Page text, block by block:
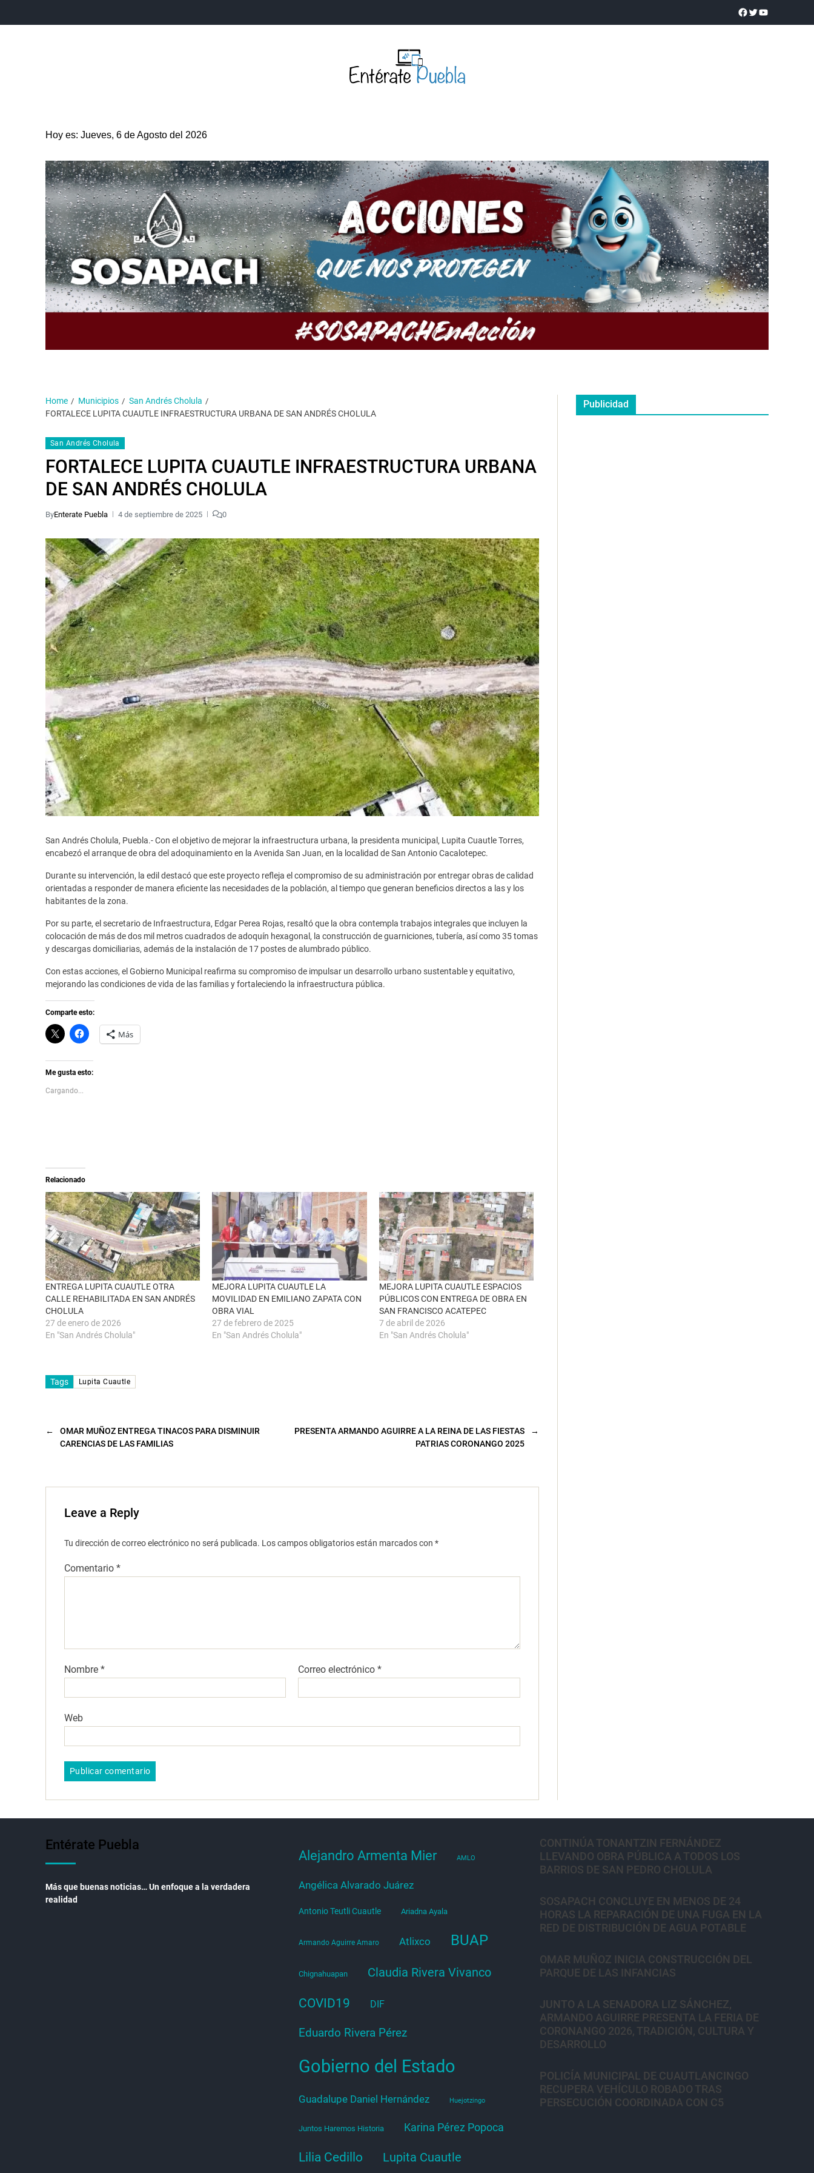
ENTRETENIMIENTO SALUD DEPORTES CIENCIA Y TECNOLOGÍA OPINIÓN SOCIEDAD ANUNCIOS
Hoy es: Jueves, 6 de Agosto del 2026
Home Municipios
San Andrés Cholula
FORTALECE LUPITA CUAUTLE INFRAESTRUCTURA URBANA DE SAN ANDRÉS CHOLULA
San Andrés Cholula
FORTALECE LUPITA CUAUTLE INFRAESTRUCTURA URBANA
DE SAN ANDRÉS CHOLULA
ByEnterate Puebla 4 de septiembre de 2025 0
San Andrés Cholula, Puebla.- Con el objetivo de mejorar la infraestructura urbana, la presidenta municipal, Lupita Cuautle Torres,
encabezó el arranque de obra del adoquinamiento en la Avenida San Juan, en la localidad de San Antonio Cacalotepec.
Durante su intervención, la edil destacó que este proyecto refleja el compromiso de su administración por entregar obras de calidad
orientadas a responder de manera eficiente las necesidades de la población, al tiempo que generan beneficios directos a las y los
habitantes de la zona.
Por su parte, el secretario de Infraestructura, Edgar Perea Rojas, resaltó que la obra contempla trabajos integrales que incluyen la
colocación de más de dos mil metros cuadrados de adoquín hexagonal, la construcción de guarniciones, tubería, así como 35 tomas
y descargas domiciliarias, además de la instalación de 17 postes de alumbrado público.
Con estas acciones, el Gobierno Municipal reafirma su compromiso de impulsar un desarrollo urbano sustentable y equitativo,
mejorando las condiciones de vida de las familias y fortaleciendo la infraestructura pública.
Comparte esto:
C
l
k
t
o
s
h
e
a
b
r
e
e
n
u
n
a
v
e
n
t
a
n
a
n
u
e
v
a
)
H
a
l
i
t
r
e
n
F
a
c
e
b
o
o
k
(
S
e
a
b
e
n
u
n
t
u
e
v
a
Más
Me gusta esto:
Cargando...
Relacionado
ENTREGA LUPITA CUAUTLE OTRA
CALLE REHABILITADA EN SAN ANDRÉS
CHOLULA
27 de enero de 2026
En "San Andrés Cholula"
MEJORA LUPITA CUAUTLE LA
MOVILIDAD EN EMILIANO ZAPATA CON
OBRA VIAL
27 de febrero de 2025
En "San Andrés Cholula"
MEJORA LUPITA CUAUTLE ESPACIOS
PÚBLICOS CON ENTREGA DE OBRA EN
SAN FRANCISCO ACATEPEC
7 de abril de 2026
En "San Andrés Cholula"
Tags Lupita Cuautle
←
OMAR MUÑOZ ENTREGA TINACOS PARA DISMINUIR
CARENCIAS DE LAS FAMILIAS
→
PRESENTA ARMANDO AGUIRRE A LA REINA DE LAS FIESTAS
PATRIAS CORONANGO 2025
Leave a Reply
Tu dirección de correo electrónico no será publicada. Los campos obligatorios están marcados con *
Comentario *
Nombre * Correo electrónico*
Web
Publicidad
Entérate Puebla
Más que buenas noticias… Un enfoque a la verdadera
realidad
Alejandro Armenta Mier AMLO
Angélica Alvarado Juárez
Antonio Teutli Cuautle Ariadna Ayala
Armando Aguirre Amaro Atlixco BUAP
Chignahuapan Claudia Rivera Vivanco
COVID19 DIF
Eduardo Rivera Pérez
Gobierno del Estado
Guadalupe Daniel Hernández Huejotzingo
Juntos Haremos Historia Karina Pérez Popoca
Lilia Cedillo Lupita Cuautle
CONTINÚA TONANTZIN FERNÁNDEZ
LLEVANDO OBRA PÚBLICA A TODOS LOS
BARRIOS DE SAN PEDRO CHOLULA
SOSAPACH CONCLUYE EN MENOS DE 24
HORAS LA REPARACIÓN DE UNA FUGA EN LA
RED DE DISTRIBUCIÓN DE AGUA POTABLE
OMAR MUÑOZ INICIA CONSTRUCCIÓN DEL
PARQUE DE LAS INFANCIAS
JUNTO A LA SENADORA LIZ SÁNCHEZ,
ARMANDO AGUIRRE PRESENTA LA FERIA DE
CORONANGO 2026, TRADICIÓN, CULTURA Y
DESARROLLO
POLICÍA MUNICIPAL DE CUAUTLANCINGO
RECUPERA VEHÍCULO ROBADO TRAS
PERSECUCIÓN COORDINADA CON C5